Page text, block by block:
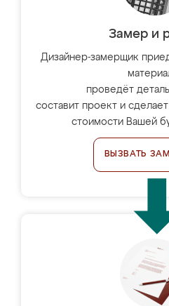
Замер и
Дизайнер-замерщик
проведёт
составит проект и
стоимости Вашей
ВЫЗВАТЬ